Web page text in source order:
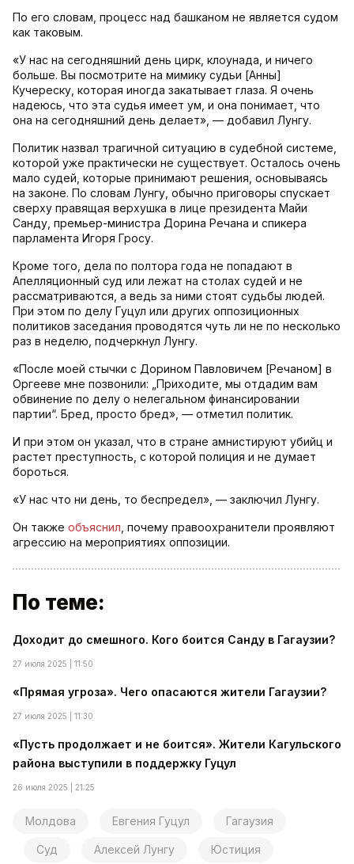
По его словам, процесс над башканом не является судом
как таковым.
«У нас на сегодняшний день цирк, клоунада, и ничего
больше. Вы посмотрите на мимику судьи [Анны]
Кучереску, которая иногда закатывает глаза. Я очень
надеюсь, что эта судья имеет ум, и она понимает, что
она на сегодняшний день делает», — добавил Лунгу.
Политик назвал трагичной ситуацию в судебной системе,
которой уже практически не существует. Осталось очень
мало судей, которые принимают решения, основываясь
на законе. По словам Лунгу, обычно приговоры спускает
сверху правящая верхушка в лице президента Майи
Санду, премьер-министра Дорина Речана и спикера
парламента Игоря Гросу.
Кроме того, дела по полтора года не попадают в
Апелляционный суд или лежат на столах судей и не
рассматриваются, а ведь за ними стоят судьбы людей.
При этом по делу Гуцул или других оппозиционных
политиков заседания проводятся чуть ли не по несколько
раз в неделю, подчеркнул Лунгу.
«После моей стычки с Дорином Павловичем [Речаном] в
Оргееве мне позвонили: „Приходите, мы отдадим вам
обвинение по делу о нелегальном финансировании
партии“. Бред, просто бред», — отметил политик.
И при этом он указал, что в стране амнистируют убийц и
растет преступность, с которой полиция и не думает
бороться.
«У нас что ни день, то беспредел», — заключил Лунгу.
Он также объяснил , почему правоохранители проявляют
агрессию на мероприятиях оппозиции.
По теме:
Доходит до смешного. Кого боится Санду в Гагаузии?
27 июля 2025 | 11:50
«Прямая угроза». Чего опасаются жители Гагаузии?
27 июля 2025 | 11:30
«Пусть продолжает и не боится». Жители Кагульского
района выступили в поддержку Гуцул
26 июля 2025 | 21:25
Молдова Евгения Гуцул Гагаузия
Суд Алексей Лунгу Юстиция